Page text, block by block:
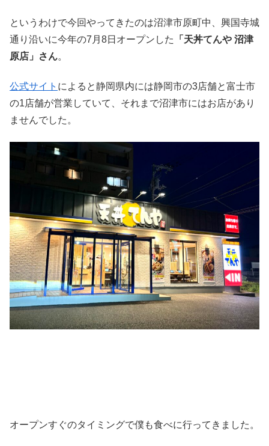
というわけで今回やってきたのは沼津市原町中、興国寺城
通り沿いに今年の7月8日オープンした
「天丼てんや 沼津
原店」さん。
公式サイト によると静岡県内には静岡市の3店舗と富士市
の1店舗が営業していて、それまで沼津市にはお店があり
ませんでした。
オープンすぐのタイミングで僕も食べに行ってきました。